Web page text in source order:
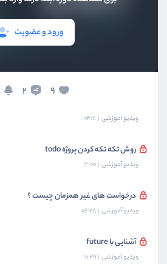
ورود و عضویت
9
2
بخش هفتم شی گرایی
پروژه : ساخت برنامه todo
بخش نهم مباحث پیشرفته دارت
ویدیو آموزشی 04:11
روش تکه تکه کردن پروژه todo
ویدیو آموزشی 12:00
درخواست های غیر همزمان چیست ؟
ویدیو آموزشی 06:28
آشنایی با future
ویدیو آموزشی 10:29